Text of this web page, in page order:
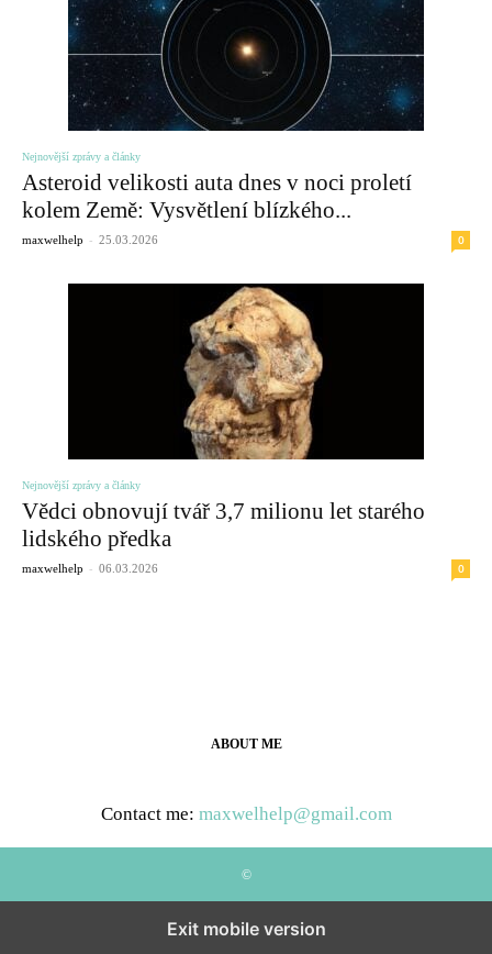
Nejnovější zprávy a články
Asteroid velikosti auta dnes v noci proletí
kolem Země: Vysvětlení blízkého...
maxwelhelp - 25.03.2026 0
Nejnovější zprávy a články
Vědci obnovují tvář 3,7 milionu let starého
lidského předka
maxwelhelp - 06.03.2026 0
ABOUT ME
Contact me: maxwelhelp@gmail.com
©
Exit mobile version